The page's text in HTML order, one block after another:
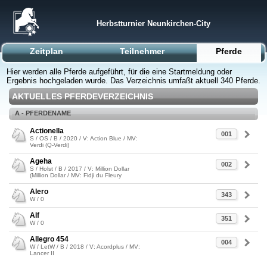
Herbstturnier Neunkirchen-City
Zeitplan Teilnehmer Pferde
Hier werden alle Pferde aufgeführt, für die eine Startmeldung oder
Ergebnis hochgeladen wurde. Das Verzeichnis umfaßt aktuell 340 Pferde.
AKTUELLES PFERDEVERZEICHNIS
A - PFERDENAME
001
Actionella
S / OS / B / 2020 / V: Action Blue / MV:
Verdi (Q-Verdi)
002
Ageha
S / Holst / B / 2017 / V: Million Dollar
(Million Dollar / MV: Fidji du Fleury
343
Alero
W / 0
351
Alf
W / 0
004
Allegro 454
W / LetW / B / 2018 / V: Acordplus / MV:
Lancer II